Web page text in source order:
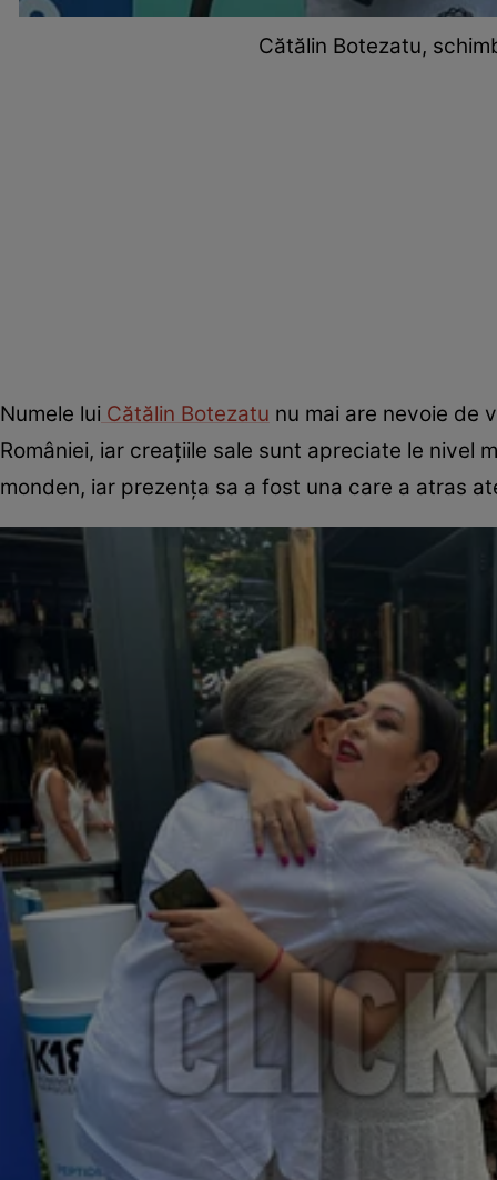
Cătălin Botezatu,
Numele lui Cătălin Botezatu nu mai are nevoie de
României, iar creațiile sale sunt apreciate le nivel
monden, iar prezența sa a fost una care a atras